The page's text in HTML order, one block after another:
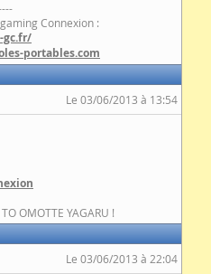
Connexion :
gc.fr/
portables.com
Le 03/06/2013 à 13:54
OMOTTE YAGARU !
Le 03/06/2013 à 22:04